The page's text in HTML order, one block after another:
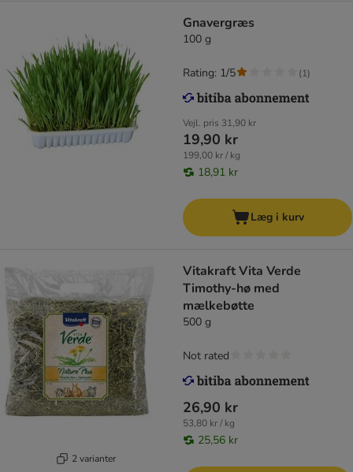
Gnavergræs
100 g
Vejl. pris 31,90 kr
19,90 kr
199,00 kr / kg
18,91 kr
Rating: 1/5 (1)
Læg i kurv
2 varianter
Vitakraft Vita Verde
Timothy-hø med
mælkebøtte
500 g
26,90 kr
53,80 kr / kg
25,56 kr
Not rated